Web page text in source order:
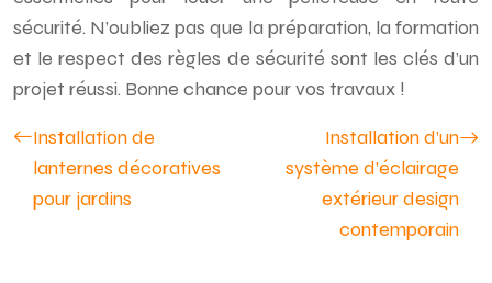
sécurité. N’oubliez pas que la préparation, la formation
et le respect des règles de sécurité sont les clés d’un
projet réussi. Bonne chance pour vos travaux !
Installation de
lanternes décoratives
pour jardins
Installation d’un
système d’éclairage
extérieur design
contemporain